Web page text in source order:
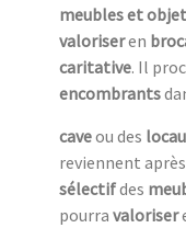
meubles et
valoriseren
caritative. Il
encombrants
caveou des
reviennent
sélectifdes
pourra valoriser